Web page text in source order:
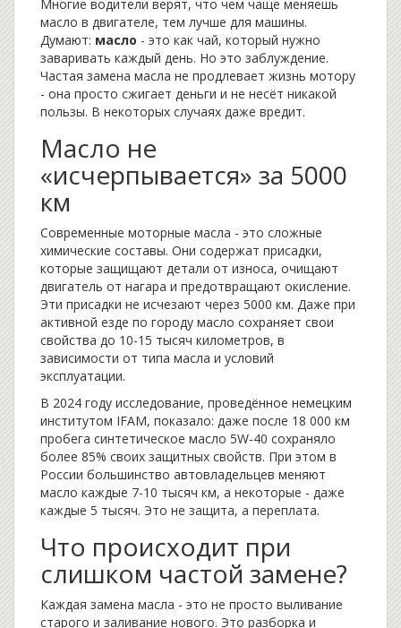
Многие водители верят, что чем чаще меняешь
масло в двигателе, тем лучше для машины.
Думают: масло - это как чай, который нужно
заваривать каждый день. Но это заблуждение.
Частая замена масла не продлевает жизнь мотору
- она просто сжигает деньги и не несёт никакой
пользы. В некоторых случаях даже вредит.
Масло не
«исчерпывается» за 5000
км
Современные моторные масла - это сложные
химические составы. Они содержат присадки,
которые защищают детали от износа, очищают
двигатель от нагара и предотвращают окисление.
Эти присадки не исчезают через 5000 км. Даже при
активной езде по городу масло сохраняет свои
свойства до 10-15 тысяч километров, в
зависимости от типа масла и условий
эксплуатации.
В 2024 году исследование, проведённое немецким
институтом IFAM, показало: даже после 18 000 км
пробега синтетическое масло 5W-40 сохраняло
более 85% своих защитных свойств. При этом в
России большинство автовладельцев меняют
масло каждые 7-10 тысяч км, а некоторые - даже
каждые 5 тысяч. Это не защита, а переплата.
Что происходит при
слишком частой замене?
Каждая замена масла - это не просто выливание
старого и заливание нового. Это разборка и